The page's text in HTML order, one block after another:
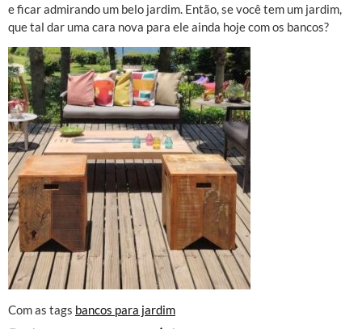
e ficar admirando um belo jardim. Então, se você tem um jardim,
que tal dar uma cara nova para ele ainda hoje com os bancos?
Com as tags bancos para jardim